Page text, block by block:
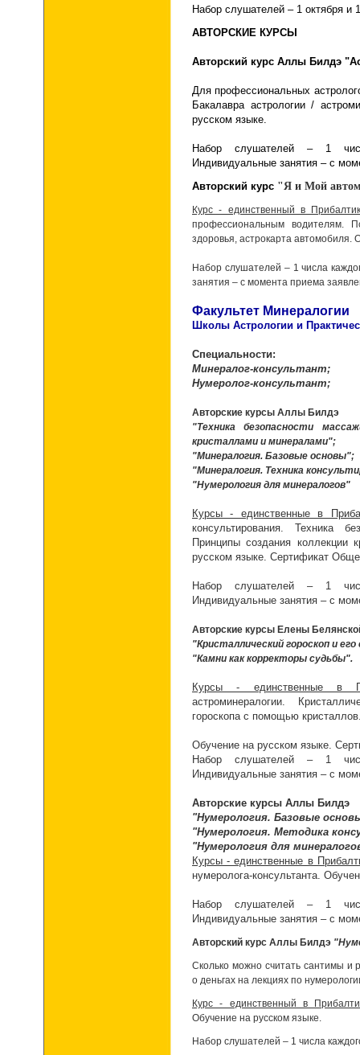
Набор слушателей – 1 октября и
АВТОРСКИЕ КУРСЫ
Авторский курс Аллы Билдэ
Для профессиональных
Бакалавра астрологии /
русском языке.
Набор слушателей – 1
Индивидуальные занятия – с
Авторский курс "Я и Мой
Курс - единственный в
профессиональным водителям.
здоровья, астрокарта автомобиля.
Набор слушателей – 1 числа
занятия – с момента приема
Факультет Минералогии
Школы Астрологии и
Специальности:
Минералог-консультант;
Нумеролог-консультант;
Авторские курсы Аллы Билдэ
"Техника безопасности
кристаллами и минералами";
"Минералогия. Базовые основы";
"Минералогия. Техника
"Нумерология для минералогов"
Курсы - единственные в
консультирования. Техника
Принципы создания коллекции
русском языке. Сертификат
Набор слушателей – 1
Индивидуальные занятия – с
Авторские курсы Елены
"Кристаллический гороскоп и
"Камни как корректоры судьбы".
Курсы - единственные в
астроминералогии.
гороскопа с помощью
Обучение на русском языке.
Набор слушателей – 1
Индивидуальные занятия – с
Авторские курсы Аллы Билдэ
"Нумерология. Базовые
"Нумерология. Методика
"Нумерология для
Курсы - единственные в
нумеролога-консультанта.
Набор слушателей – 1
Индивидуальные занятия – с
Авторский курс Аллы Билдэ
Сколько можно считать сантимы и
о деньгах на лекциях по
Курс - единственный в
Обучение на русском языке.
Набор слушателей – 1 числа